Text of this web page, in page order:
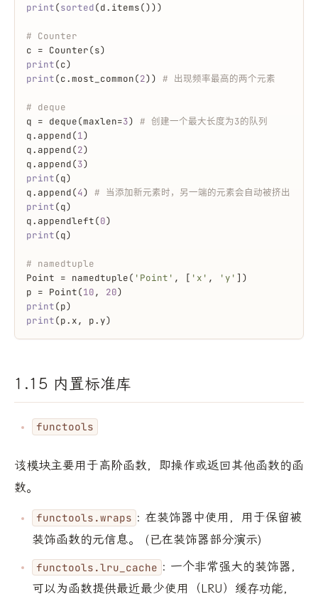
print(sorted(d.items()))
# Counter
c = Counter(s)
print(c)
print(c.most_common(2)) # 出现频率最高的两个元素
# deque
q = deque(maxlen=3) # 创建一个最大长度为3的队列
q.append(1)
q.append(2)
q.append(3)
print(q)
q.append(4) # 当添加新元素时，另一端的元素会自动被挤出
print(q)
q.appendleft(0)
print(q)
# namedtuple
Point = namedtuple( 'Point' , [ 'x' , 'y' ])
p = Point(10, 20)
print(p)
print(p.x, p.y)
1.15 内置标准库
functools
该模块主要用于高阶函数，即操作或返回其他函数的函
数。
functools.wraps : 在装饰器中使用，用于保留被
装饰函数的元信息。 (已在装饰器部分演示)
functools.lru_cache : 一个非常强大的装饰器，
可以为函数提供最近最少使用（LRU）缓存功能，